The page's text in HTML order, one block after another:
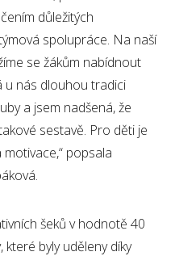
důležitých
spolupráce. Na naší
se žákům nabídnout
u nás dlouhou tradici
a jsem nadšená, že
sestavě. Pro děti je
popsala
šeků v hodnotě 40
které byly uděleny díky